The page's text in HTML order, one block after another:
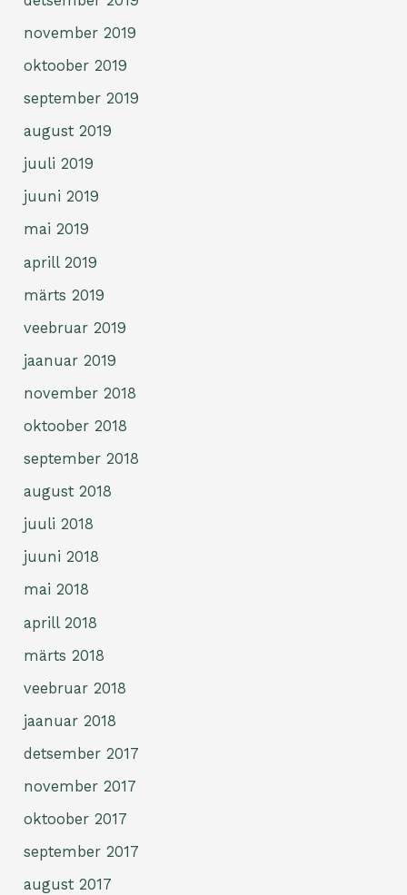
november 2019
oktoober 2019
september 2019
august 2019
juuli 2019
juuni 2019
mai 2019
aprill 2019
märts 2019
veebruar 2019
jaanuar 2019
november 2018
oktoober 2018
september 2018
august 2018
juuli 2018
juuni 2018
mai 2018
aprill 2018
märts 2018
veebruar 2018
jaanuar 2018
detsember 2017
november 2017
oktoober 2017
september 2017
august 2017